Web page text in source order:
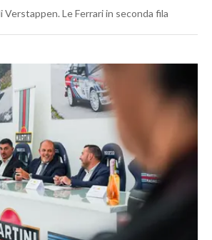
Verstappen. Le Ferrari in seconda fila